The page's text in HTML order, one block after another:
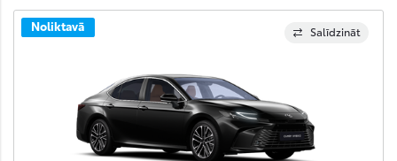
Salīdzināt
Noliktavā